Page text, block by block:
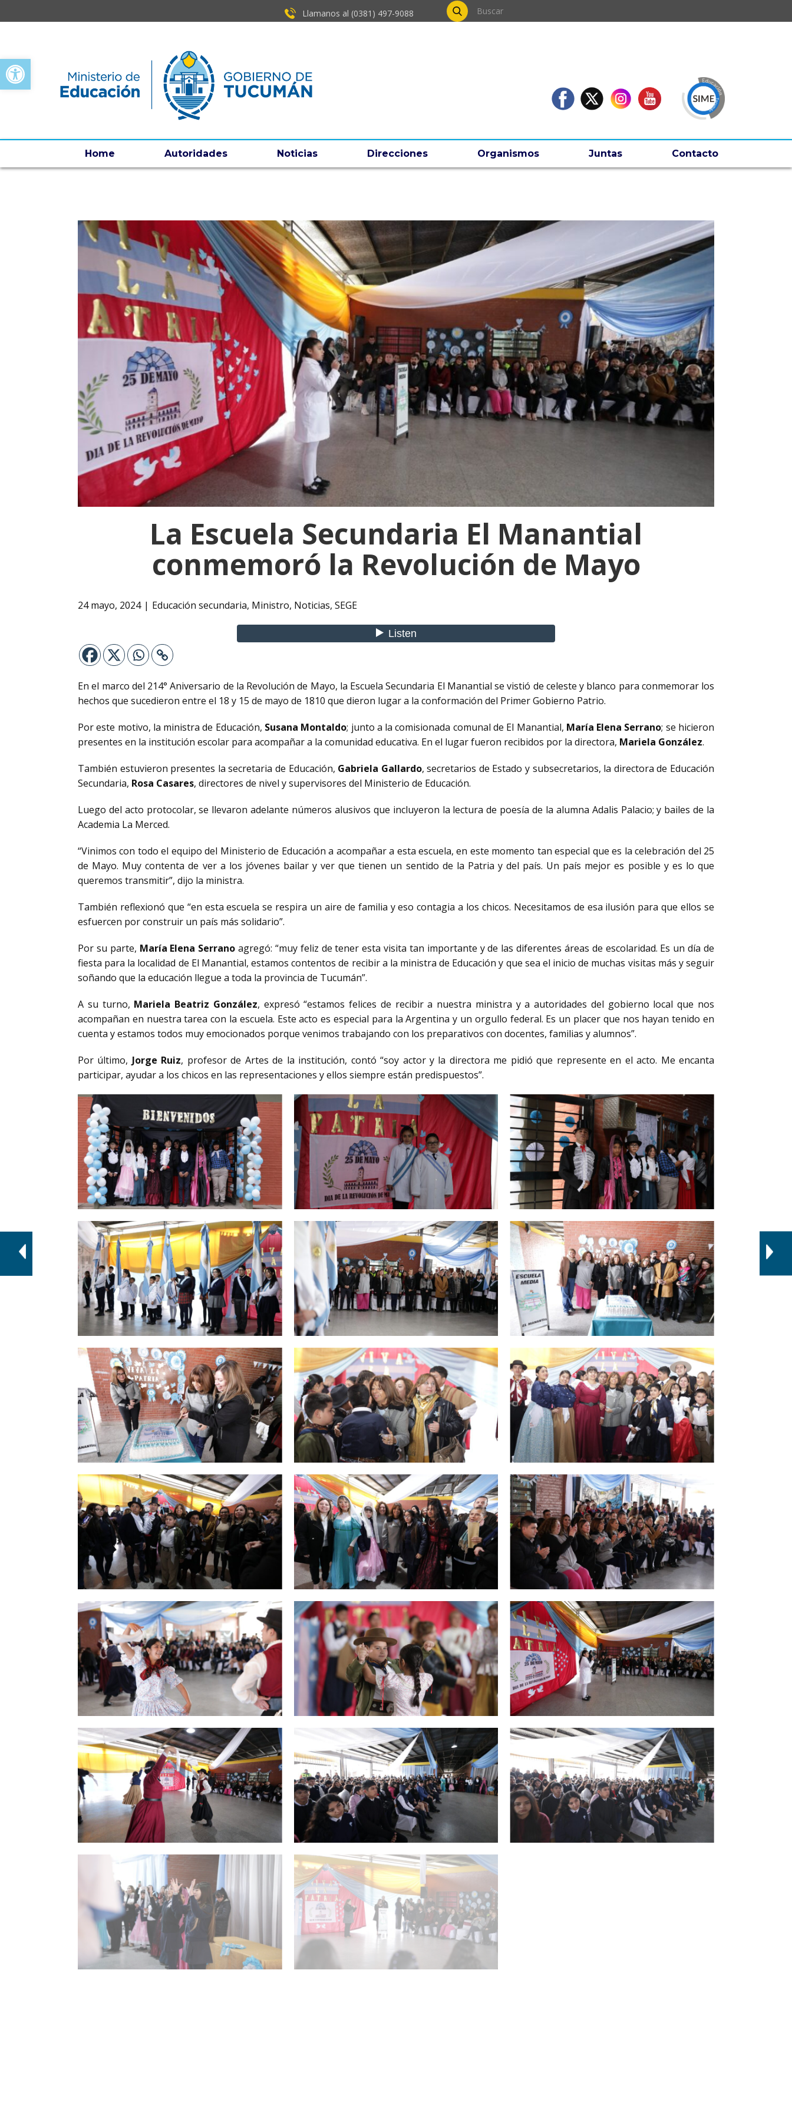
Open toolbar
Llamanos al (0381) ​497-9088
Home Autoridades Noticias Direcciones Organismos Juntas Contacto
La Escuela Secundaria El Manantial
conmemoró la Revolución de Mayo
24 mayo, 2024 Educación secundaria, Ministro, Noticias, SEGE
En el marco del 214° Aniversario de la Revolución de Mayo, la Escuela Secundaria El Manantial se vistió de celeste y blanco para conmemorar los
hechos que sucedieron entre el 18 y 15 de mayo de 1810 que dieron lugar a la conformación del Primer Gobierno Patrio.
Por este motivo, la ministra de Educación, Susana Montaldo; junto a la comisionada comunal de El Manantial, María Elena Serrano; se hicieron
presentes en la institución escolar para acompañar a la comunidad educativa. En el lugar fueron recibidos por la directora, Mariela González.
También estuvieron presentes la secretaria de Educación, Gabriela Gallardo, secretarios de Estado y subsecretarios, la directora de Educación
Secundaria, Rosa Casares, directores de nivel y supervisores del Ministerio de Educación.
Luego del acto protocolar, se llevaron adelante números alusivos que incluyeron la lectura de poesía de la alumna Adalis Palacio; y bailes de la
Academia La Merced.
“Vinimos con todo el equipo del Ministerio de Educación a acompañar a esta escuela, en este momento tan especial que es la celebración del 25
de Mayo. Muy contenta de ver a los jóvenes bailar y ver que tienen un sentido de la Patria y del país. Un país mejor es posible y es lo que
queremos transmitir”, dijo la ministra.
También reflexionó que “en esta escuela se respira un aire de familia y eso contagia a los chicos. Necesitamos de esa ilusión para que ellos se
esfuercen por construir un país más solidario”.
Por su parte, María Elena Serrano agregó: “muy feliz de tener esta visita tan importante y de las diferentes áreas de escolaridad. Es un día de
fiesta para la localidad de El Manantial, estamos contentos de recibir a la ministra de Educación y que sea el inicio de muchas visitas más y seguir
soñando que la educación llegue a toda la provincia de Tucumán”.
A su turno, Mariela Beatriz González, expresó “estamos felices de recibir a nuestra ministra y a autoridades del gobierno local que nos
acompañan en nuestra tarea con la escuela. Este acto es especial para la Argentina y un orgullo federal. Es un placer que nos hayan tenido en
cuenta y estamos todos muy emocionados porque venimos trabajando con los preparativos con docentes, familias y alumnos”.
Por último, Jorge Ruiz, profesor de Artes de la institución, contó “soy actor y la directora me pidió que represente en el acto. Me encanta
participar, ayudar a los chicos en las representaciones y ellos siempre están predispuestos”.